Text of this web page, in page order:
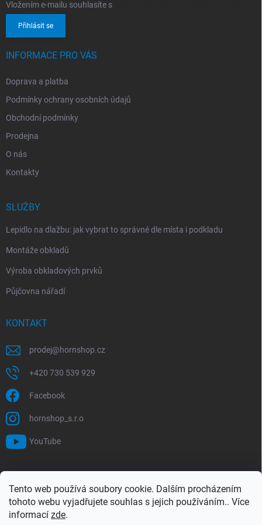
Tento web používá soubory cookie. Dalším procházením
tohoto webu vyjadřujete souhlas s jejich používáním.. Více
informací zde.
Vložením e-mailu souhlasíte s
Přihlásit se
INFORMACE PRO VÁS
Doprava a platba
Podmínky ochrany osobních údajů
Obchodní podmínky
Prodejna
O nás
Kontakty
SLUŽBY
Lepidlo na dlažbu: jak vybrat to správné dle místa i podkladu
Montáže obkladů
Výroba obkladových prvků
Půjčovna nářadí
KONTAKT
prodej@hornshop.cz
+420 730 539 929
Facebook
hornshop_s.r.o
YouTube
Hledat